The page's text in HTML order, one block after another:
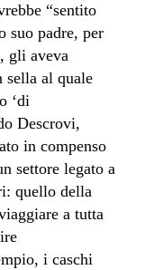
“sentito
suo padre, per
gli aveva
sella al quale
‘di
Descrovi,
in compenso
settore legato a
quello della
a tutta
i caschi